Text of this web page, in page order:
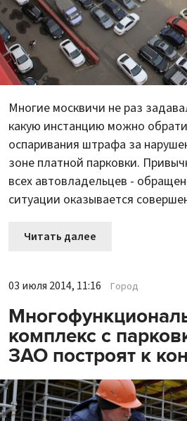
Многие москвичи не раз
какую инстанцию можно
оспаривания штрафа за
зоне платной парковки.
всех автовладельцев -
ситуации оказывается
Читать далее
03 июля 2014, 11:16 Город
комплекс с
ЗАО построят к